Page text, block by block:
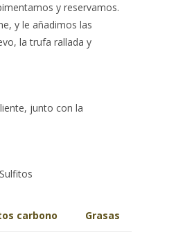
y reservamos.
y le añadimos las
la trufa rallada y
junto con la
carbono Grasas